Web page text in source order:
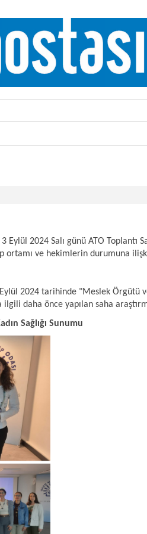
Eylül 2024 Salı günü ATO
ortamı ve hekimlerin durumuna
2024 tarihinde "Meslek Örgütü
daha önce yapılan saha
Sağlığı Sunumu